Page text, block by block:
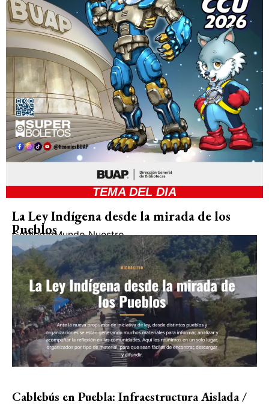
TEMA DEL DIA
La Ley Indígena desde la mirada de los
Pueblos
GobiernoMundo Nuestro
Cablebús en Puebla: Infraestructura Aislada /